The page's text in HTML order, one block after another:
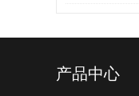
产品中心